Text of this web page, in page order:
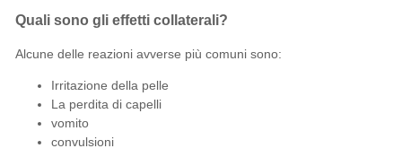
Quali sono gli effetti collaterali?
Alcune delle reazioni avverse più comuni sono:
Irritazione della pelle
La perdita di capelli
vomito
convulsioni